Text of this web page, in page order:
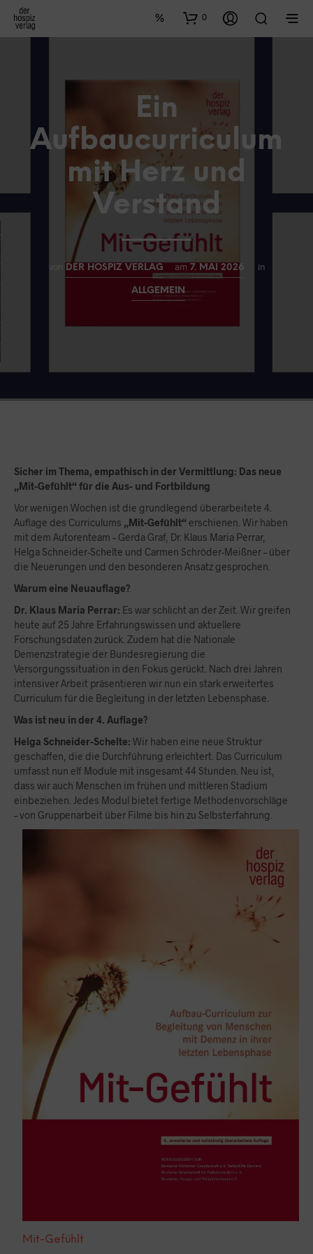
0
Ein
Aufbaucurriculum
mit Herz und
Verstand
DER HOSPIZ VERLAG am 7. MAI 2026 in
ALLGEMEIN
Sicher im Thema, empathisch in der Vermittlung: Das neue
„Mit-Gefühlt“ für die Aus- und Fortbildung
Vor wenigen Wochen ist die grundlegend überarbeitete 4.
Auflage des Curriculums „Mit-Gefühlt“ erschienen. Wir haben
mit dem Autorenteam – Gerda Graf, Dr. Klaus Maria Perrar,
Helga Schneider-Schelte und Carmen Schröder-Meißner – über
die Neuerungen und den besonderen Ansatz gesprochen.
Warum eine Neuauflage?
Dr. Klaus Maria Perrar: Es war schlicht an der Zeit. Wir greifen
heute auf 25 Jahre Erfahrungswissen und aktuellere
Forschungsdaten zurück. Zudem hat die Nationale
Demenzstrategie der Bundesregierung die
Versorgungssituation in den Fokus gerückt. Nach drei Jahren
intensiver Arbeit präsentieren wir nun ein stark erweitertes
Curriculum für die Begleitung in der letzten Lebensphase.
Was ist neu in der 4. Auflage?
Helga Schneider-Schelte: Wir haben eine neue Struktur
geschaffen, die die Durchführung erleichtert. Das Curriculum
umfasst nun elf Module mit insgesamt 44 Stunden. Neu ist,
dass wir auch Menschen im frühen und mittleren Stadium
einbeziehen. Jedes Modul bietet fertige Methodenvorschläge
– von Gruppenarbeit über Filme bis hin zu Selbsterfahrung.
Mit-Gefühlt